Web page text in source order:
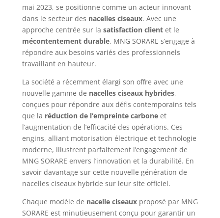
mai 2023, se positionne comme un acteur innovant
dans le secteur des nacelles ciseaux. Avec une
approche centrée sur la satisfaction clientet le
mécontentement durable, MNG SORARE s’engage à
répondre aux besoins variés des professionnels
travaillant en hauteur.
La société a récemment élargi son offre avec une
nouvelle gamme de nacelles ciseaux hybrides,
conçues pour répondre aux défis contemporains tels
que la réduction de l’empreinte carboneet
l’augmentation de l’efficacité des opérations. Ces
engins, alliant motorisation électrique et technologie
moderne, illustrent parfaitement l’engagement de
MNG SORARE envers l’innovation et la durabilité. En
savoir davantage sur cette nouvelle génération de
nacelles ciseaux hybride sur leur site officiel.
Chaque modèle de nacelle ciseauxproposé par MNG
SORARE est minutieusement conçu pour garantir un